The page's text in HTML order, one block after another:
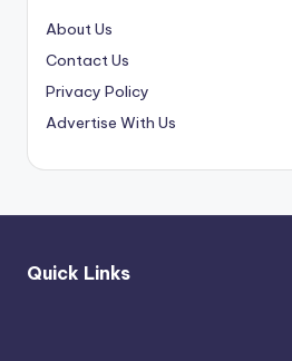
About Us
Contact Us
Privacy Policy
Advertise With Us
Quick Links